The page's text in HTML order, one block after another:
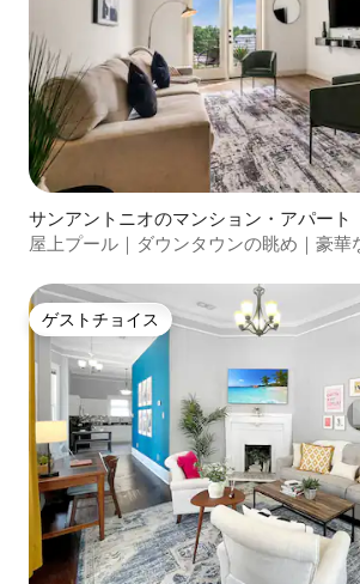
サンアントニオのマンション・アパート
屋上プール｜ダウンタウンの眺め｜豪華
ゲストチョイス
ゲストチョイス